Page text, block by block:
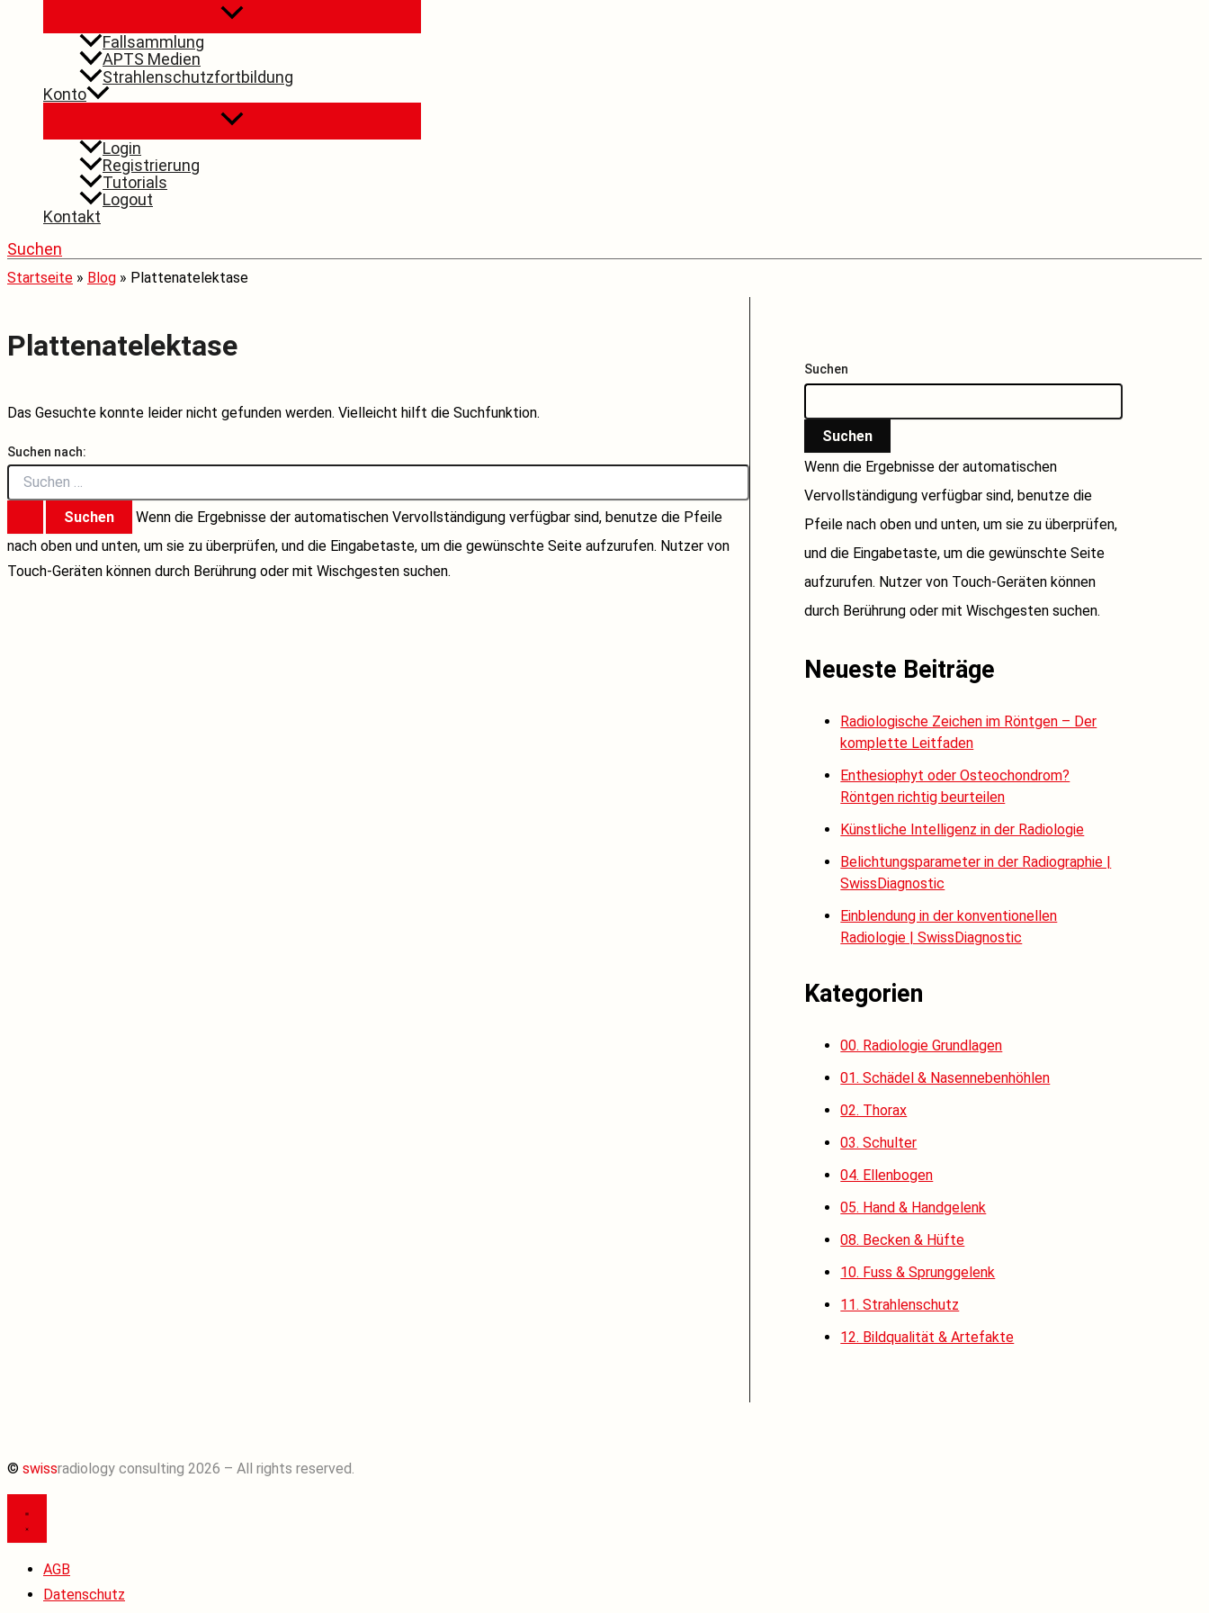
Fallsammlung
APTS Medien
Strahlenschutzfortbildung
Konto
Login
Registrierung
Tutorials
Logout
Kontakt
Suchen
Startseite » Blog » Plattenatelektase
Plattenatelektase
Das Gesuchte konnte leider nicht gefunden werden. Vielleicht hilft die Suchfunktion.
Suchen nach:
Wenn die Ergebnisse der automatischen Vervollständigung verfügbar sind, benutze die Pfeile
nach oben und unten, um sie zu überprüfen, und die Eingabetaste, um die gewünschte Seite aufzurufen. Nutzer von
Touch-Geräten können durch Berührung oder mit Wischgesten suchen.
Suchen
Suchen
Wenn die Ergebnisse der automatischen
Vervollständigung verfügbar sind, benutze die
Pfeile nach oben und unten, um sie zu überprüfen,
und die Eingabetaste, um die gewünschte Seite
aufzurufen. Nutzer von Touch-Geräten können
durch Berührung oder mit Wischgesten suchen.
Neueste Beiträge
Radiologische Zeichen im Röntgen – Der
komplette Leitfaden
Enthesiophyt oder Osteochondrom?
Röntgen richtig beurteilen
Künstliche Intelligenz in der Radiologie
Belichtungsparameter in der Radiographie |
SwissDiagnostic
Einblendung in der konventionellen
Radiologie | SwissDiagnostic
Kategorien
00. Radiologie Grundlagen
01. Schädel & Nasennebenhöhlen
02. Thorax
03. Schulter
04. Ellenbogen
05. Hand & Handgelenk
08. Becken & Hüfte
10. Fuss & Sprunggelenk
11. Strahlenschutz
12. Bildqualität & Artefakte
© swissradiology consulting 2026 – All rights reserved.
AGB
Datenschutz